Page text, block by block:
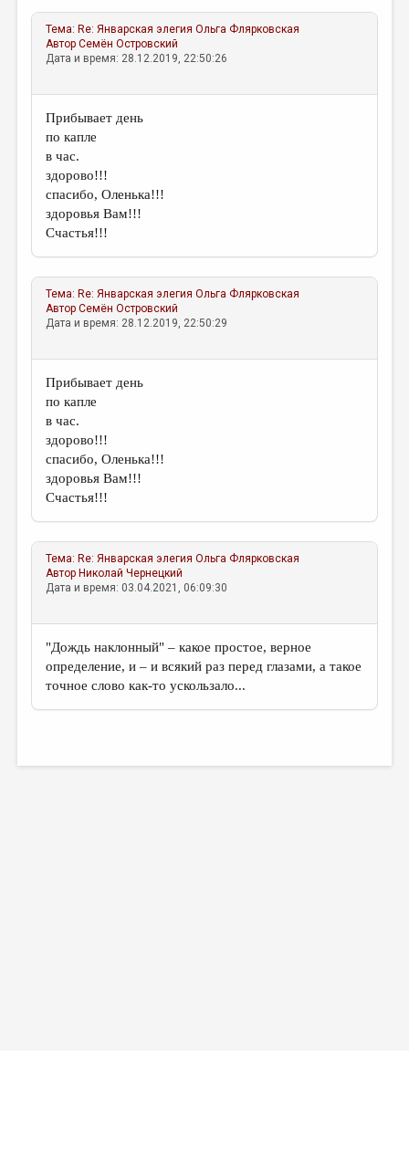
Тема: Re: Январская элегия Ольга Флярковская
АвторСемён Островский
Дата и время: 28.12.2019, 22:50:26
Прибывает день
по капле
в час.
здорово!!!
спасибо, Оленька!!!
здоровья Вам!!!
Счастья!!!
Тема: Re: Январская элегия Ольга Флярковская
АвторСемён Островский
Дата и время: 28.12.2019, 22:50:29
Прибывает день
по капле
в час.
здорово!!!
спасибо, Оленька!!!
здоровья Вам!!!
Счастья!!!
Тема: Re: Январская элегия Ольга Флярковская
Автор Николай Чернецкий
Дата и время: 03.04.2021, 06:09:30
"Дождь наклонный" – какое простое, верное
определение, и – и всякий раз перед глазами, а такое
точное слово как-то ускользало...